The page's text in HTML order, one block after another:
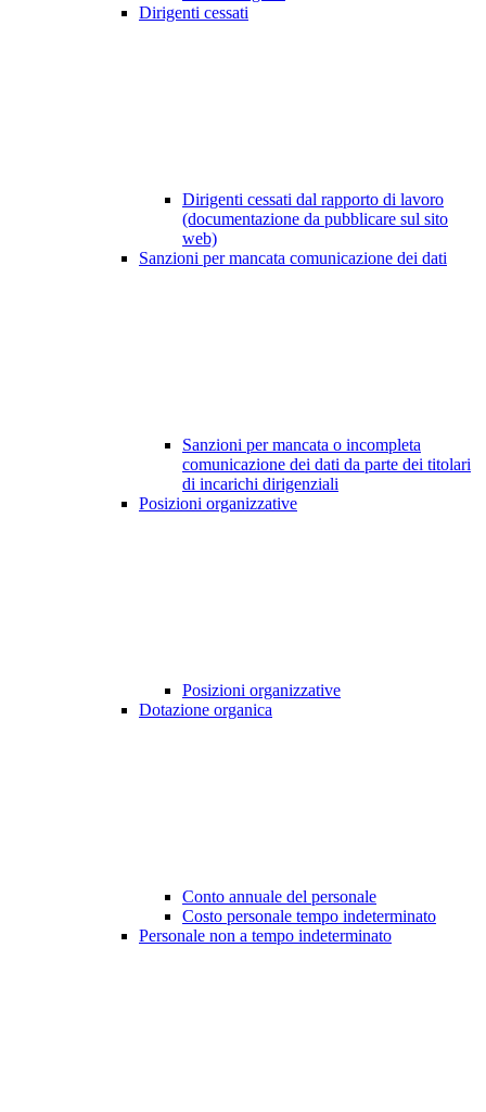
Dirigenti cessati
Dirigenti cessati dal rapporto di lavoro
(documentazione da pubblicare sul sito
web)
Sanzioni per mancata comunicazione dei dati
Sanzioni per mancata o incompleta
comunicazione dei dati da parte dei titolari
di incarichi dirigenziali
Posizioni organizzative
Posizioni organizzative
Dotazione organica
Conto annuale del personale
Costo personale tempo indeterminato
Personale non a tempo indeterminato